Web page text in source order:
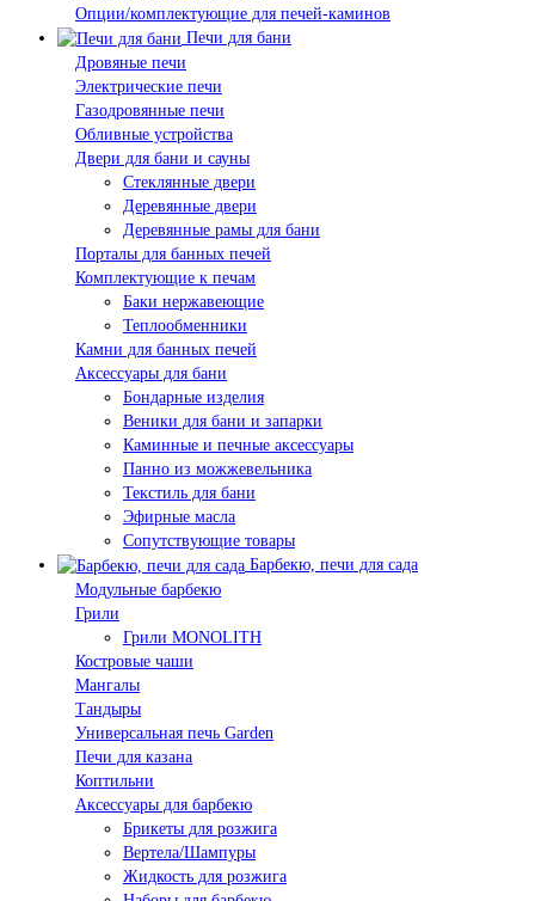
Опции/комплектующие для печей-каминов
Печи для бани
Дровяные печи
Электрические печи
Газодровянные печи
Обливные устройства
Двери для бани и сауны
Стеклянные двери
Деревянные двери
Деревянные рамы для бани
Порталы для банных печей
Комплектующие к печам
Баки нержавеющие
Теплообменники
Камни для банных печей
Аксессуары для бани
Бондарные изделия
Веники для бани и запарки
Каминные и печные аксессуары
Панно из можжевельника
Текстиль для бани
Эфирные масла
Сопутствующие товары
Барбекю, печи для сада
Модульные барбекю
Грили
Грили MONOLITH
Костровые чаши
Мангалы
Тандыры
Универсальная печь Garden
Печи для казана
Коптильни
Аксессуары для барбекю
Брикеты для розжига
Вертела/Шампуры
Жидкость для розжига